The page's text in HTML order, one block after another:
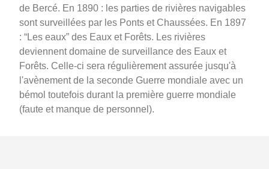
de Bercé. En 1890 : les parties de rivières navigables
sont surveillées par les Ponts et Chaussées. En 1897
: “Les eaux” des Eaux et Forêts. Les rivières
deviennent domaine de surveillance des Eaux et
Forêts. Celle-ci sera régulièrement assurée jusqu'à
l'avènement de la seconde Guerre mondiale avec un
bémol toutefois durant la première guerre mondiale
(faute et manque de personnel).